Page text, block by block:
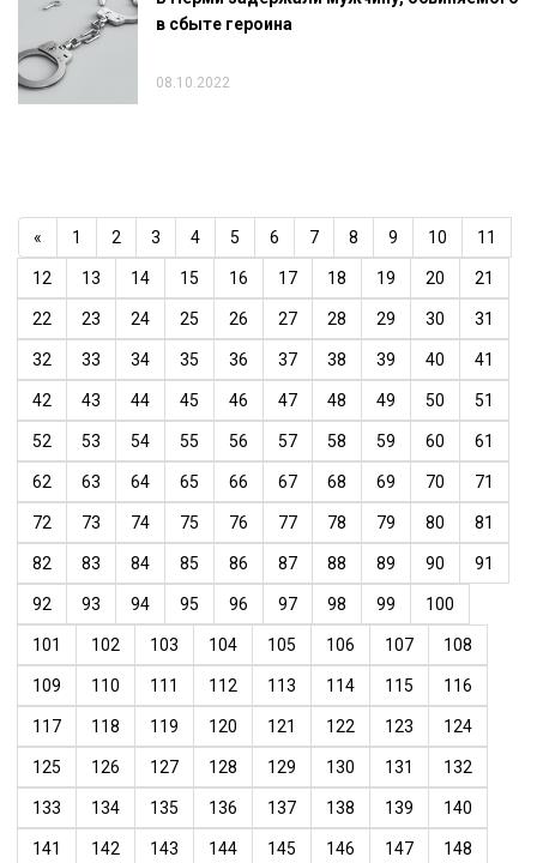
в сбыте героина
08.10.2022
« 1 2 3 4 5 6 7 8 9 10 11
12 13 14 15 16 17 18 19 20 21
22 23 24 25 26 27 28 29 30 31
32 33 34 35 36 37 38 39 40 41
42 43 44 45 46 47 48 49 50 51
52 53 54 55 56 57 58 59 60 61
62 63 64 65 66 67 68 69 70 71
72 73 74 75 76 77 78 79 80 81
82 83 84 85 86 87 88 89 90 91
92 93 94 95 96 97 98 99 100
101 102 103 104 105 106 107 108
109 110 111 112 113 114 115 116
117 118 119 120 121 122 123 124
125 126 127 128 129 130 131 132
133 134 135 136 137 138 139 140
141 142 143 144 145 146 147 148